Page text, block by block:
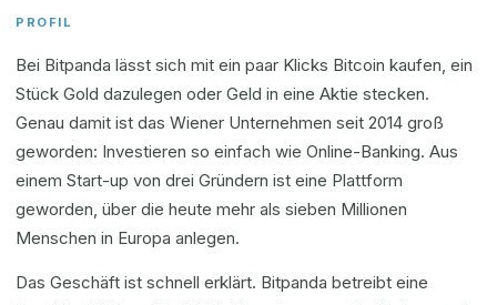
PROFIL
Bei Bitpanda lässt sich mit ein paar Klicks Bitcoin kaufen, ein
Stück Gold dazulegen oder Geld in eine Aktie stecken.
Genau damit ist das Wiener Unternehmen seit 2014 groß
geworden: Investieren so einfach wie Online-Banking. Aus
einem Start-up von drei Gründern ist eine Plattform
geworden, über die heute mehr als sieben Millionen
Menschen in Europa anlegen.
Das Geschäft ist schnell erklärt. Bitpanda betreibt eine